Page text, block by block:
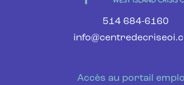
514 684-6160
Accès au portail